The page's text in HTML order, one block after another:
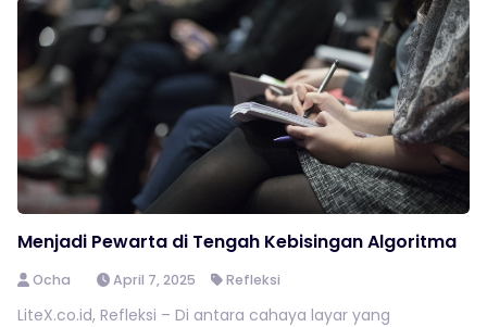
Menjadi Pewarta di Tengah Kebisingan Algoritma
Ocha April 7, 2025 Refleksi
LiteX.co.id, Refleksi – Di antara cahaya layar yang